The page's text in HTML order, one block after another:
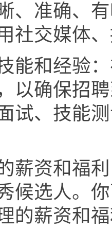
、准确、
社交媒体
能和经验
以确保招
试、技能
薪资和福
候选人。
的薪资和